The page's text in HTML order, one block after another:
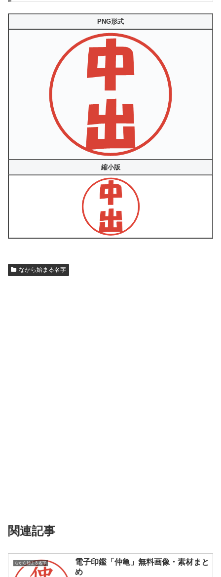
PNG形式
縮小版
なから始まる名字
関連記事
なから始まる名字
電子印鑑「仲亀」無料画像・素材まと
め